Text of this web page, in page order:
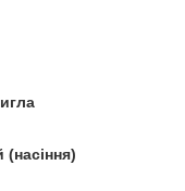
(насіння)